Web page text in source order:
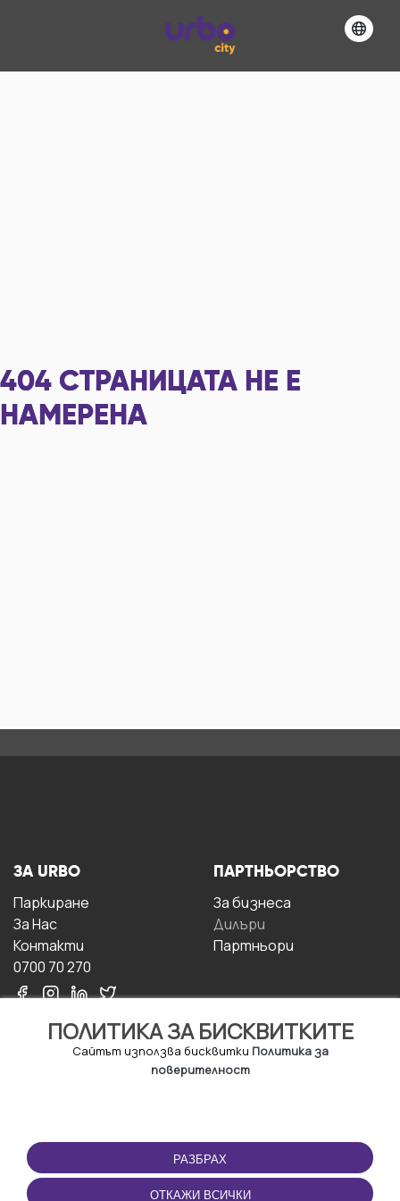
404 СТРАНИЦАТА НЕ Е
НАМЕРЕНА
ПОЛИТИКА ЗА БИСКВИТКИТЕ
Сайтът използва бисквитки Политика за
поверителност
РАЗБРАХ
ОТКАЖИ ВСИЧКИ
ЗА URBO
Паркиране
За Hас
Контакти
0700 70 270
ПАРТНЬОРСТВО
За бизнесa
Дилъри
Партньори
ПОЛЗВАНЕ
Правила и условия за
ползване
ПРИЛОЖЕНИЕТО